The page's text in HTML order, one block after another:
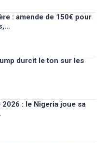
: amende de 150€ pour
durcit le ton sur les
2026 : le Nigeria joue sa